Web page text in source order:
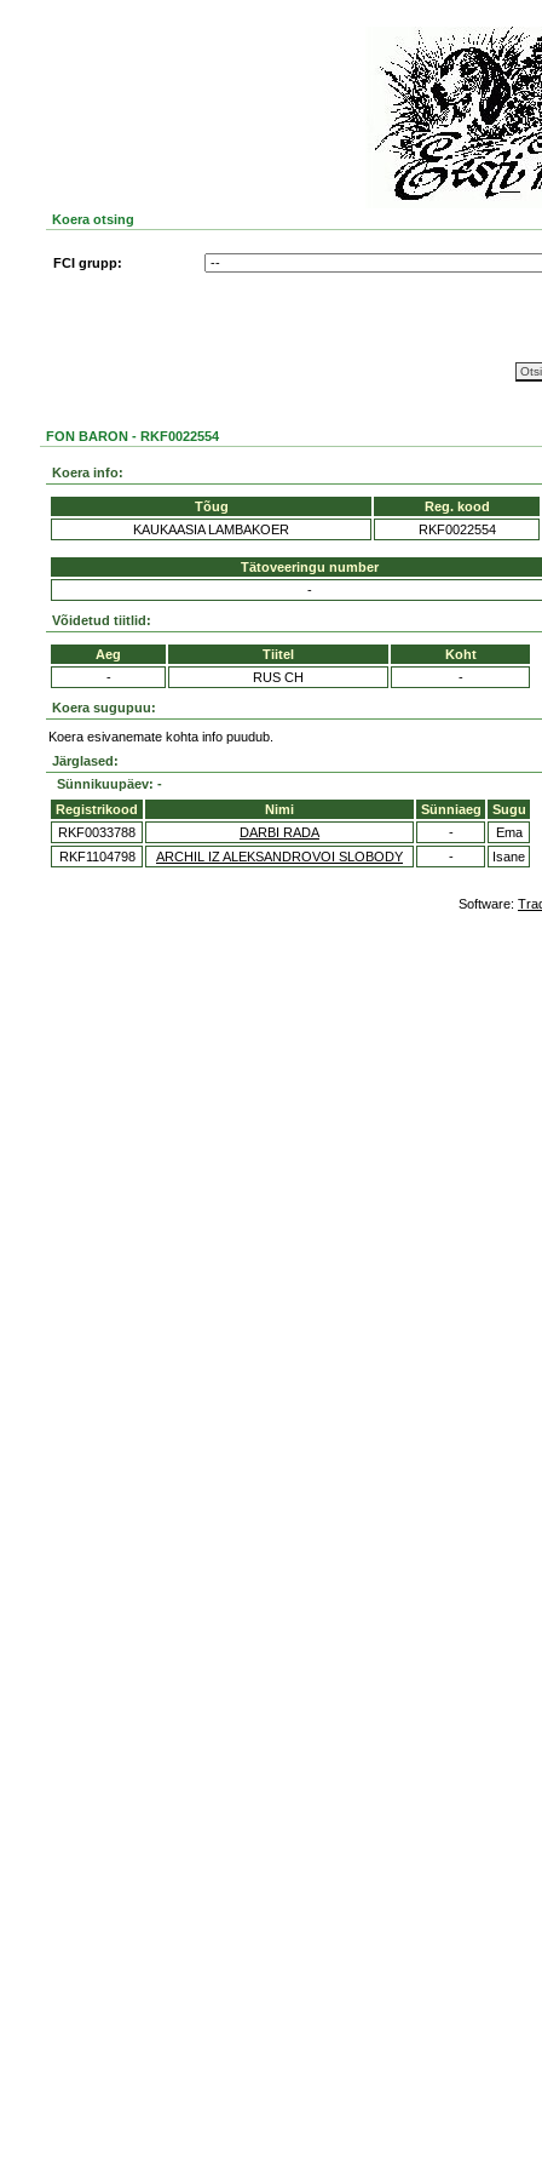
Koera otsing
FCI grupp:
FON BARON - RKF0022554
Koera info:
Tõug
Reg. kood
KAUKAASIA LAMBAKOER
RKF0022554
Tätoveeringu number
-
Võidetud tiitlid:
Aeg Tiitel
Koht
-
RUS CH -
Koera sugupuu:
Koera esivanemate kohta info puudub.
Järglased:
Sünnikuupäev: -
Registrikood
Nimi Sünniaeg
Sugu
RKF0033788
DARBI RADA -
Ema
RKF1104798
ARCHIL IZ ALEKSANDROVOI SLOBODY - Isane
Software: